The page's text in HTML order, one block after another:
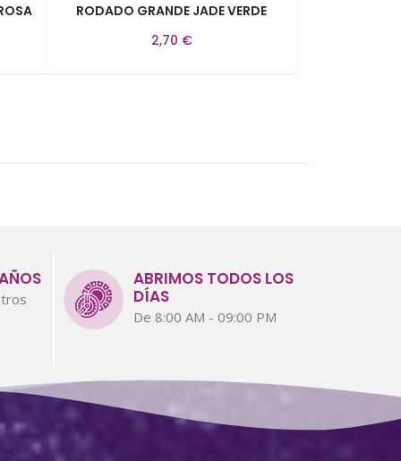
RODADO GRANDE JADE VERDE
2,70 €
ABRIMOS TODOS LOS
DÍAS
De 8:00 AM - 09:00 PM